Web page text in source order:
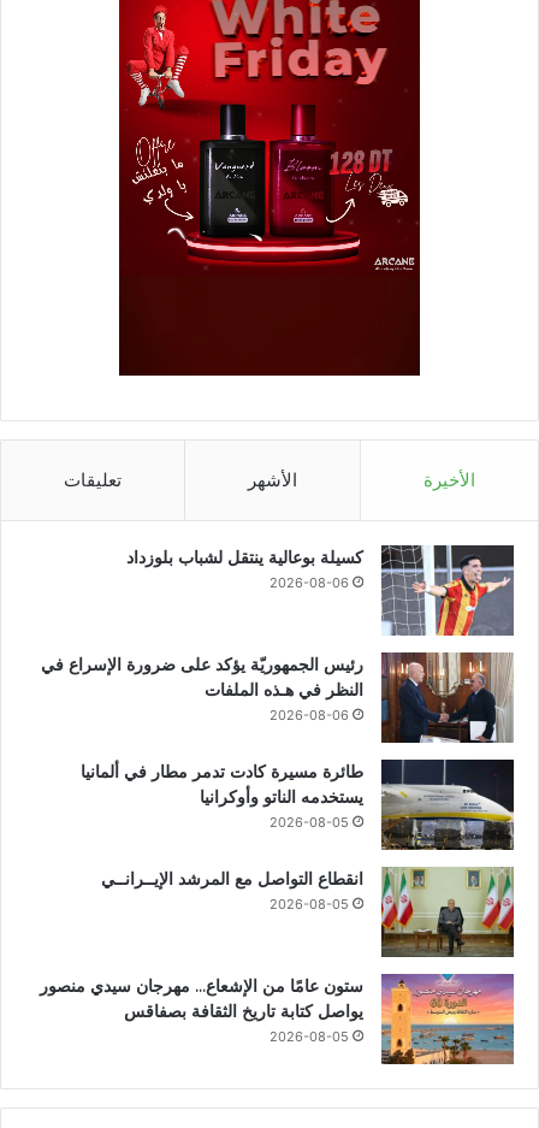
الأخيرة الأشهر تعليقات
كسيلة بوعالية ينتقل لشباب بلوزداد
2026-08-06
رئيس الجمهوريّة يؤكد على ضرورة الإسراع في
النظر في هـذه الملفات
2026-08-06
طائرة مسيرة كادت تدمر مطار في ألمانيا
يستخدمه الناتو وأوكرانيا
2026-08-05
انقطاع التواصل مع المرشد الإيــرانــي
2026-08-05
ستون عامًا من الإشعاع… مهرجان سيدي منصور
يواصل كتابة تاريخ الثقافة بصفاقس
2026-08-05